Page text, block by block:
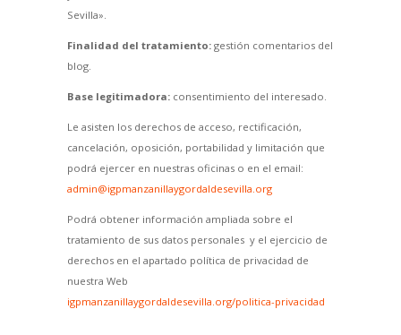
Sevilla».
Finalidad del tratamiento:gestión comentarios del
blog.
Base legitimadora:consentimiento del interesado.
Le asisten los derechos de acceso, rectificación,
cancelación, oposición, portabilidad y limitación que
podrá ejercer en nuestras oficinas o en el email:
admin@igpmanzanillaygordaldesevilla.org
Podrá obtener información ampliada sobre el
tratamiento de sus datos personales y el ejercicio de
derechos en el apartado política de privacidad de
nuestra Web
igpmanzanillaygordaldesevilla.org/politica-privacidad